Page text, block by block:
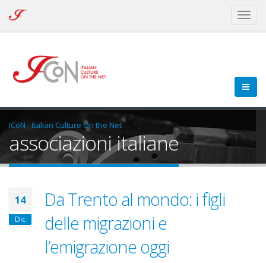
ICoN
On
the
Net
ICoN - Italian Culture On the Net
associazioni italiane
14
Dic
Da Trento al mondo: i figli
delle migrazioni e
l’emigrazione oggi